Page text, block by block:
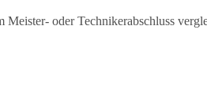
oder Technikerabschluss